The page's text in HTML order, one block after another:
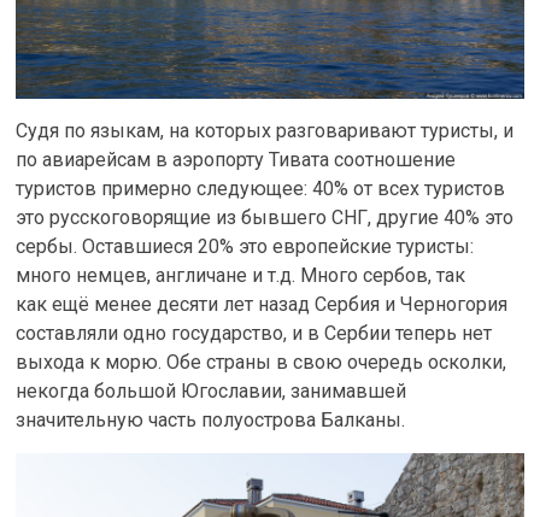
Судя по языкам, на которых разговаривают туристы, и
по авиарейсам в аэропорту Тивата соотношение
туристов примерно следующее: 40% от всех туристов
это русскоговорящие из бывшего СНГ, другие 40% это
сербы. Оставшиеся 20% это европейские туристы:
много немцев, англичане и т.д. Много сербов, так
как ещё менее десяти лет назад Сербия и Черногория
составляли одно государство, и в Сербии теперь нет
выхода к морю. Обе страны в свою очередь осколки,
некогда большой Югославии, занимавшей
значительную часть полуострова Балканы.